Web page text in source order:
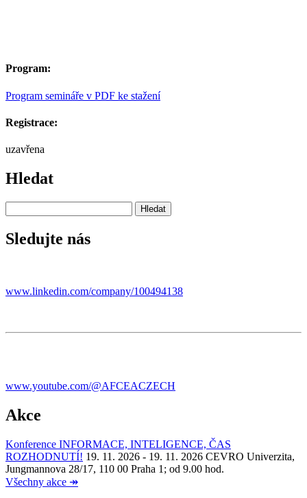
Program:
Program semináře v PDF ke stažení
Registrace:
uzavřena
Hledat
Sledujte nás
www.linkedin.com/company/100494138
www.youtube.com/@AFCEACZECH
Akce
Konference INFORMACE, INTELIGENCE, ČAS
ROZHODNUTÍ! 19. 11. 2026 - 19. 11. 2026 CEVRO Univerzita,
Jungmannova 28/17, 110 00 Praha 1; od 9.00 hod.
Všechny akce ↠